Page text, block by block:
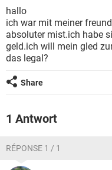
hallo
ich war mit meiner
absoluter mist.ich habe
geld.ich will mein gled
das legal?
Share
1 Antwort
RÉPONSE 1 / 1